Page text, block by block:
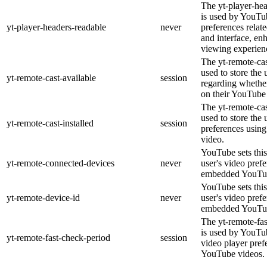
yt-player-headers-readable never
The yt-player-
is used by
preferences
and interface,
viewing
yt-remote-cast-available session
The yt-remote-
used to store the
regarding
on their
yt-remote-cast-installed session
The yt-remote-
used to store the
preferences
video.
yt-remote-connected-devices never
YouTube sets
user's video
embedded
yt-remote-device-id never
YouTube sets
user's video
embedded
yt-remote-fast-check-period session
The yt-remote-
is used by
video player
YouTube videos.